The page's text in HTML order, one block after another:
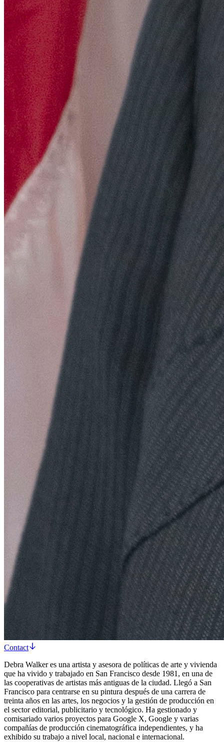
Contact
Debra Walker es una artista y asesora de políticas de arte y vivienda
que ha vivido y trabajado en San Francisco desde 1981, en una de
las cooperativas de artistas más antiguas de la ciudad. Llegó a San
Francisco para centrarse en su pintura después de una carrera de
treinta años en las artes, los negocios y la gestión de producción en
el sector editorial, publicitario y tecnológico. Ha gestionado y
comisariado varios proyectos para Google X, Google y varias
compañías de producción cinematográfica independientes, y ha
exhibido su trabajo a nivel local, nacional e internacional.